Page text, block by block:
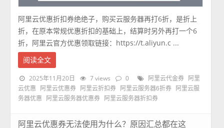
阿里云优惠折扣券绝绝子，购买云服务器再打6折，是折上
折，在原本常规优惠折扣的基础上，结算时另外再打一个6
折，阿里云官方优惠领取链接：https://t.aliyun.c ...
阅读全文
2025年11月20日 7 views 0 阿里云代金券
阿里
云优惠
阿里云优惠券 阿里云折扣券 阿里云服务器6折券
阿里云服
务器优惠
阿里云服务器优惠券 阿里云服务器折扣券
阿里云优惠券无法使用为什么？原因汇总都在这